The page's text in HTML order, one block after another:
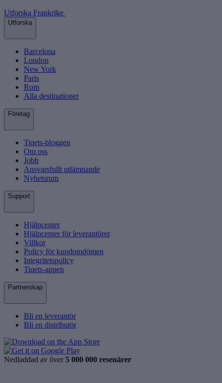
Utforska Frankrike
Utforska
Barcelona
London
New York
Paris
Rom
Alla destinationer
Företag
Tiqets-bloggen
Om oss
Jobb
Ansvarsfullt utlämnande
Nyhetsrum
Support
Hjälpcenter
Hjälpcenter för leverantörer
Villkor
Policy för kundomdömen
Integritetspolicy
Tiqets-appen
Partnerskap
Bli en leverantör
Bli en distributör
Nedladdad av över 5 000 000 resenärer